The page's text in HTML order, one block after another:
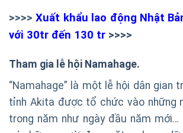
>>>> Xuất khẩu lao động Nhật
với 30tr đến 130 tr >>>>
Tham gia lễ hội Namahage.
“Namahage” là một lễ hội dân gian
tỉnh Akita được tổ chức vào những
trong năm như ngày đầu năm mới…